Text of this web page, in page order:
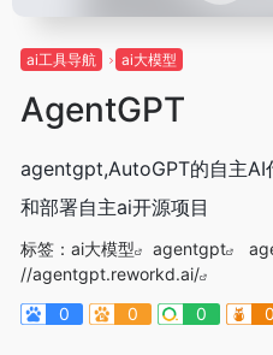
ai工具导航 ai大模型
AgentGPT
agentgpt,AutoGPT的自主AI
和部署自主ai开源项目
标签： ai大模型 agentgpt
//agentgpt.reworkd.ai/
0
0 0 0